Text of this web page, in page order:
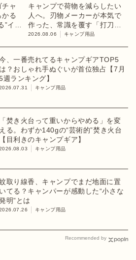
ャ
る
イン
キャンプで荷物を減らしたい
人へ。刃物メーカーが本気で
作った、常識を覆す「打刀」
ペグ
2026.08.06 キャンプ用品
、一番売れてるキャンプギアTOP5
は？おしゃれ手ぬぐいが首位独占【7月
週ランキング】
キャンプ用品
「焚き火台って重いからやめる」を変
える。わずか140gの“芸術的”焚き火台
【目利きのキャンプギア】
キャンプ用品
取り線香、キャンプでまだ地面に置
いてる？キャンパーが感動した“小さな
明”とは
キャンプ用品
Recommended by